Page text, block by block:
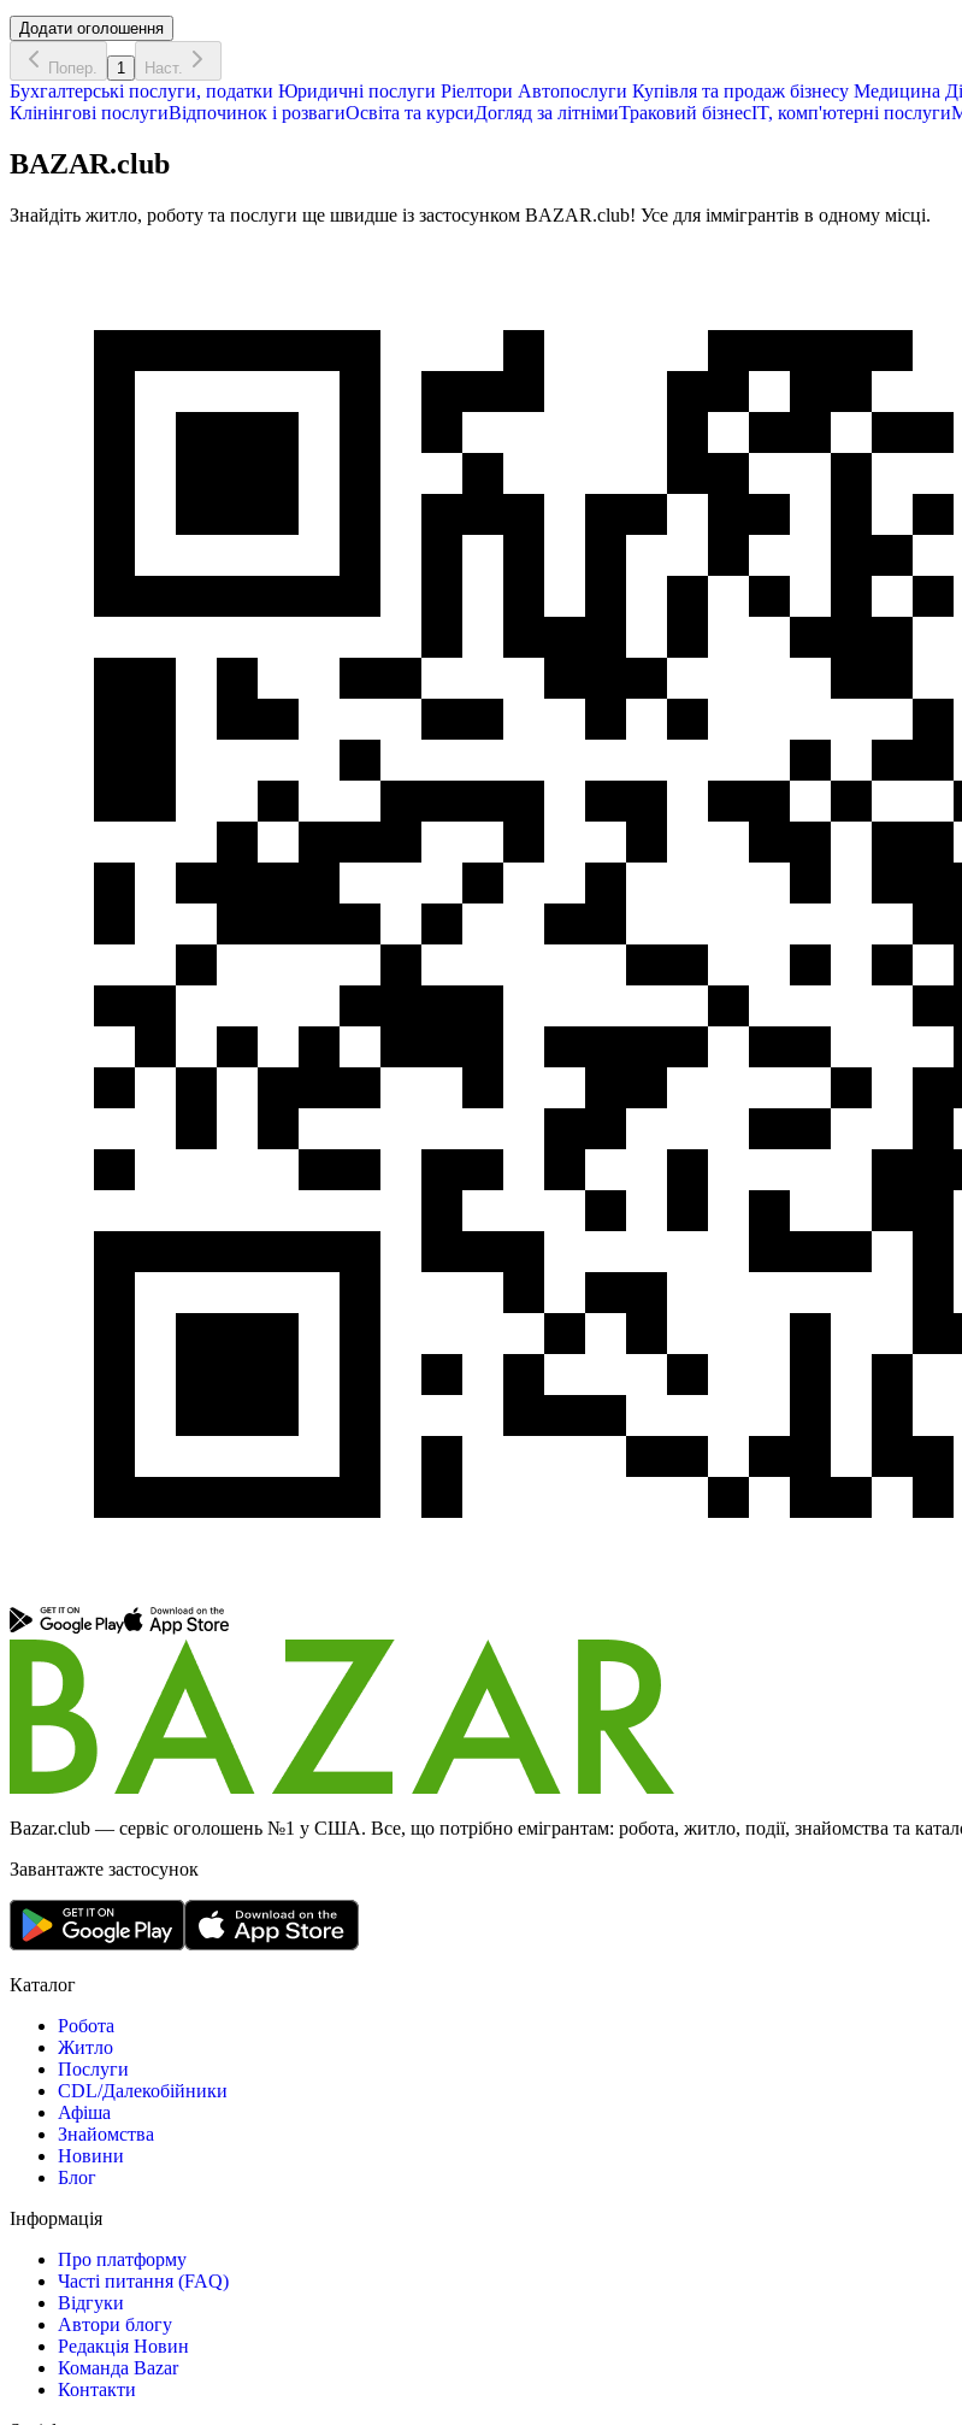
Додати оголошення
Попер. 1 Наст.
Бухгалтерські послуги, податки Юридичні послуги Ріелтори Автопослуги Купівля та продаж бізнесу Медицина
Клінінгові послугиВідпочинок і розвагиОсвіта та курсиДогляд за літнімиТраковий бізнесIT, комп'ютерні послуги
BAZAR.club
Знайдіть житло, роботу та послуги ще швидше із застосунком BAZAR.club! Усе для іммігрантів в одному місці.
Bazar.club — сервіс оголошень №1 у США. Все, що потрібно емігрантам: робота, житло, події, знайомства та
Завантажте застосунок
Каталог
Робота
Житло
Послуги
CDL/Далекобійники
Афіша
Знайомства
Новини
Блог
Інформація
Про платформу
Часті питання (FAQ)
Відгуки
Автори блогу
Редакція Новин
Команда Bazar
Контакти